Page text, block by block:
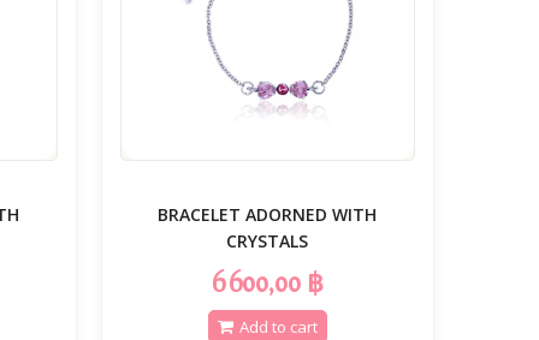
BRACELET ADORNED WITH
CRYSTALS
6 600,00 ฿
Add to cart